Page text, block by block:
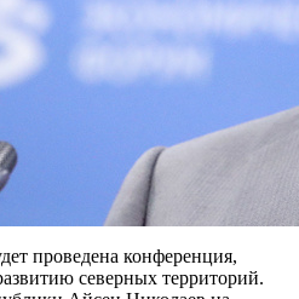
проведена конференция,
северных территорий.